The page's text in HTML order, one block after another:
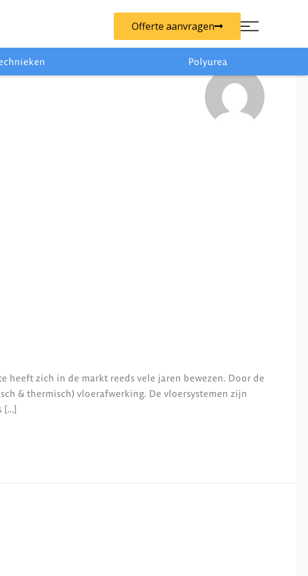
Offerte aanvragen
Polyurea
zich in de markt reeds vele jaren bewezen. Door de
& thermisch) vloerafwerking. De vloersystemen zijn
[…]